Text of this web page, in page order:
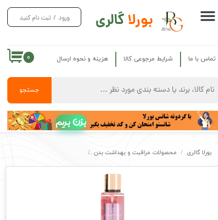
بورلاگالری
جستجو
ورود / ثبت نام کنید
حساب کاربری من
سفارشات
خروج از حساب کاربری
۰ تماس با ما شرایط مرجوعی کالا هزینه و نحوه ارسال
بزن بریم
بورلا گالری محصولات مراقبت و بهداشت بدن